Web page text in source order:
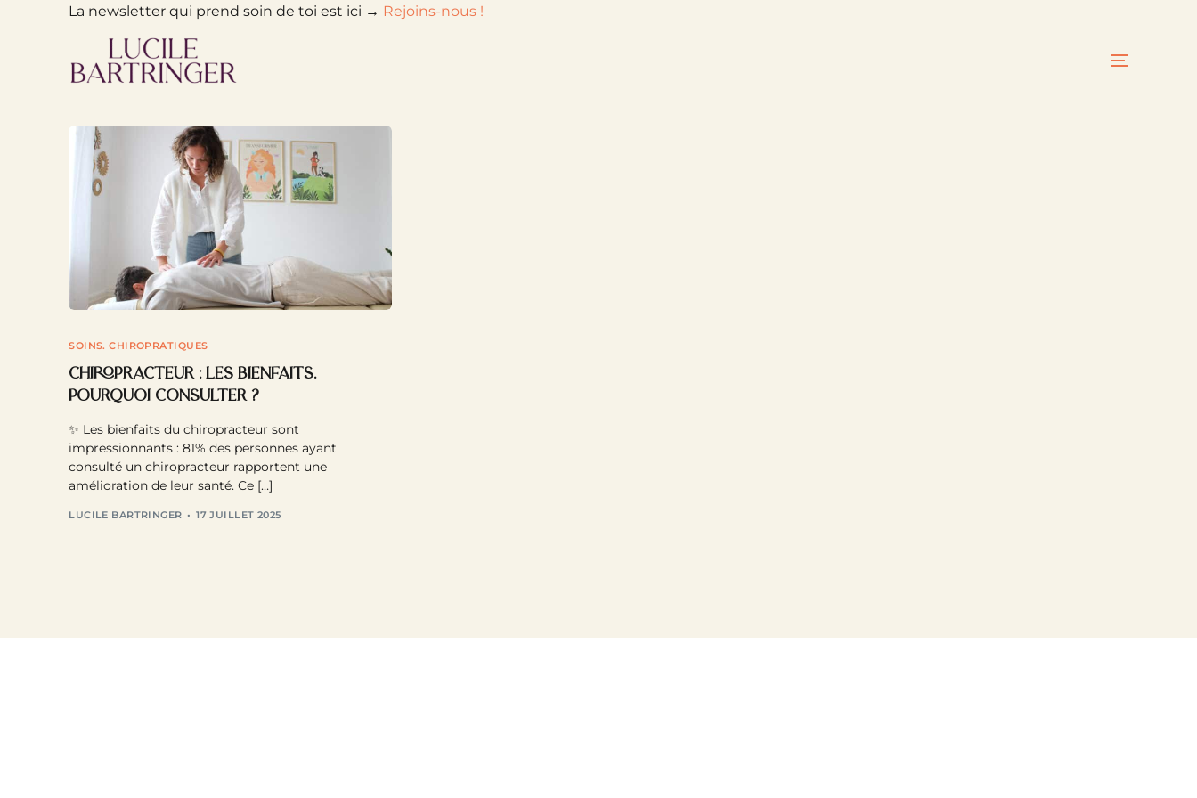
La newsletter qui prend soin de toi est ici → Rejoins-nous !
SOINS. CHIROPRATIQUES
Chiropracteur : les bienfaits.
Pourquoi consulter ?
✨ Les bienfaits du chiropracteur sont
impressionnants : 81% des personnes ayant
consulté un chiropracteur rapportent une
amélioration de leur santé. Ce […]
LUCILE BARTRINGER 17 JUILLET 2025